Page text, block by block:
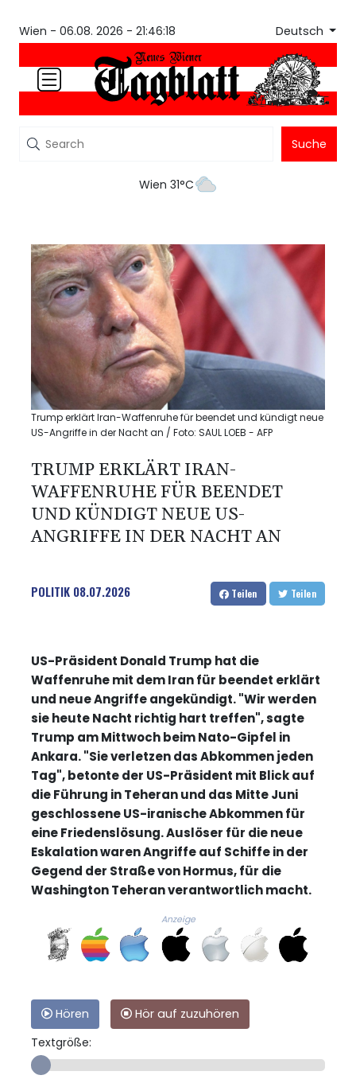
Wien - 06.08. 2026 - 21:46:18 Deutsch
Suche
Wien 31°C
Trump erklärt Iran-Waffenruhe für beendet und kündigt neue
US-Angriffe in der Nacht an / Foto: SAUL LOEB - AFP
TRUMP ERKLÄRT IRAN-
WAFFENRUHE FÜR BEENDET
UND KÜNDIGT NEUE US-
ANGRIFFE IN DER NACHT AN
POLITIK 08.07.2026 Teilen Teilen
US-Präsident Donald Trump hat die
Waffenruhe mit dem Iran für beendet erklärt
und neue Angriffe angekündigt. "Wir werden
sie heute Nacht richtig hart treffen", sagte
Trump am Mittwoch beim Nato-Gipfel in
Ankara. "Sie verletzen das Abkommen jeden
Tag", betonte der US-Präsident mit Blick auf
die Führung in Teheran und das Mitte Juni
geschlossene US-iranische Abkommen für
eine Friedenslösung. Auslöser für die neue
Eskalation waren Angriffe auf Schiffe in der
Gegend der Straße von Hormus, für die
Washington Teheran verantwortlich macht.
Anzeige
Hören
Hör auf zuzuhören
Textgröße: